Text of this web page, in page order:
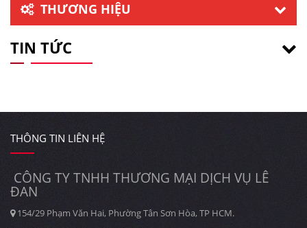
THƯƠNG HIỆU
TIN TỨC
THÔNG TIN LIÊN HỆ
CÔNG TY TNHH THƯƠNG MẠI DỊCH VỤ LÊ
ĐAN
154/29 Phạm Văn Hai, Phường Tân Sơn Hòa, TP HCM.